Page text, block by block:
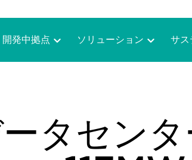
開発中拠点 ソリューション サス
タセン